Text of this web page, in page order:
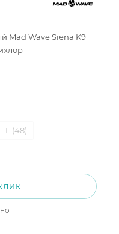
Mad Wave Siena K9
L (48)